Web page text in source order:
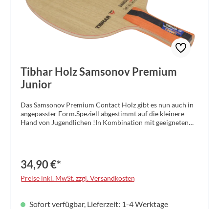
Tibhar Holz Samsonov Premium
Junior
Das Samsonov Premium Contact Holz gibt es nun auch in
angepasster Form.Speziell abgestimmt auf die kleinere
Hand von Jugendlichen !In Kombination mit geeigneten
34,90 €*
Preise inkl. MwSt. zzgl. Versandkosten
Sofort verfügbar, Lieferzeit: 1-4 Werktage